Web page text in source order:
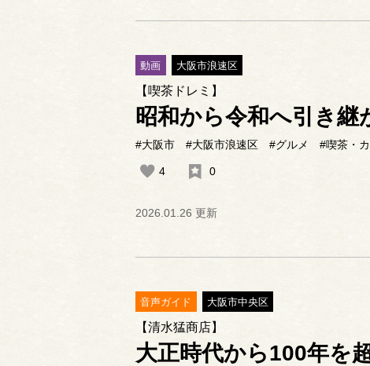
動画 大阪市浪速区
【喫茶ドレミ】
昭和から令和へ引き継
#大阪市 #大阪市浪速区 #グルメ #喫茶・
4 0
2026.01.26 更新
音声ガイド 大阪市中央区
【清水猛商店】
大正時代から100年を